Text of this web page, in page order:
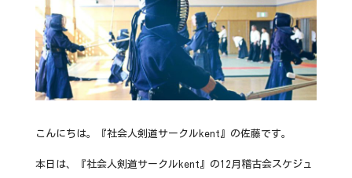
こんにちは。『社会人剣道サークルkent』の佐藤です。
本日は、『社会人剣道サークルkent』の12月稽古会スケジュ